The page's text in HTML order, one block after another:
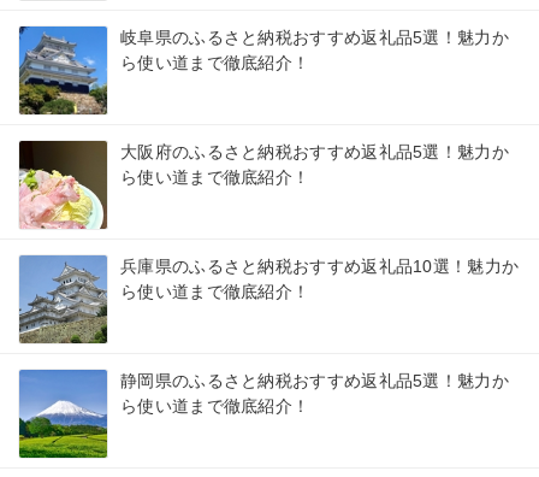
岐阜県のふるさと納税おすすめ返礼品5選！魅力か
ら使い道まで徹底紹介！
大阪府のふるさと納税おすすめ返礼品5選！魅力か
ら使い道まで徹底紹介！
兵庫県のふるさと納税おすすめ返礼品10選！魅力か
ら使い道まで徹底紹介！
静岡県のふるさと納税おすすめ返礼品5選！魅力か
ら使い道まで徹底紹介！